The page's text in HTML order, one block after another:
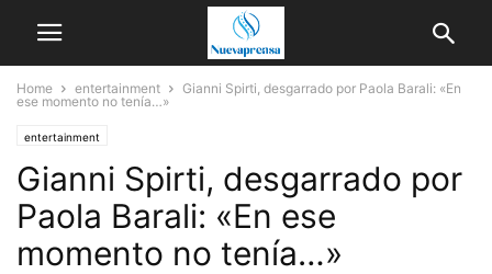
Home entertainment
Gianni Spirti, desgarrado por Paola Barali: «En
ese momento no tenía…»
entertainment
Gianni Spirti, desgarrado por
Paola Barali: «En ese
momento no tenía…»